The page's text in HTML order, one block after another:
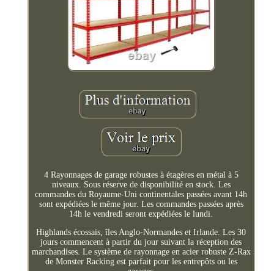
4 Rayonnages de garage robustes à étagères en métal à 5
niveaux. Sous réserve de disponibilité en stock. Les
commandes du Royaume-Uni continentales passées avant 14h
sont expédiées le même jour. Les commandes passées après
14h le vendredi seront expédiées le lundi.
Highlands écossais, îles Anglo-Normandes et Irlande. Les 30
jours commencent à partir du jour suivant la réception des
marchandises. Le système de rayonnage en acier robuste Z-Rax
de Monster Racking est parfait pour les entrepôts ou les